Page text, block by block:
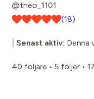
@theo_1101
(18)
Senast aktiv: Denna
40 följare • 5 följer •